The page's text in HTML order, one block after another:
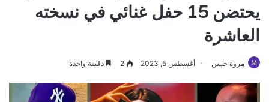
يحتضن 15 حفل غنائي في نسخته
العاشرة
مروة حسن أغسطس 5, 2023 2 دقيقة واحدة